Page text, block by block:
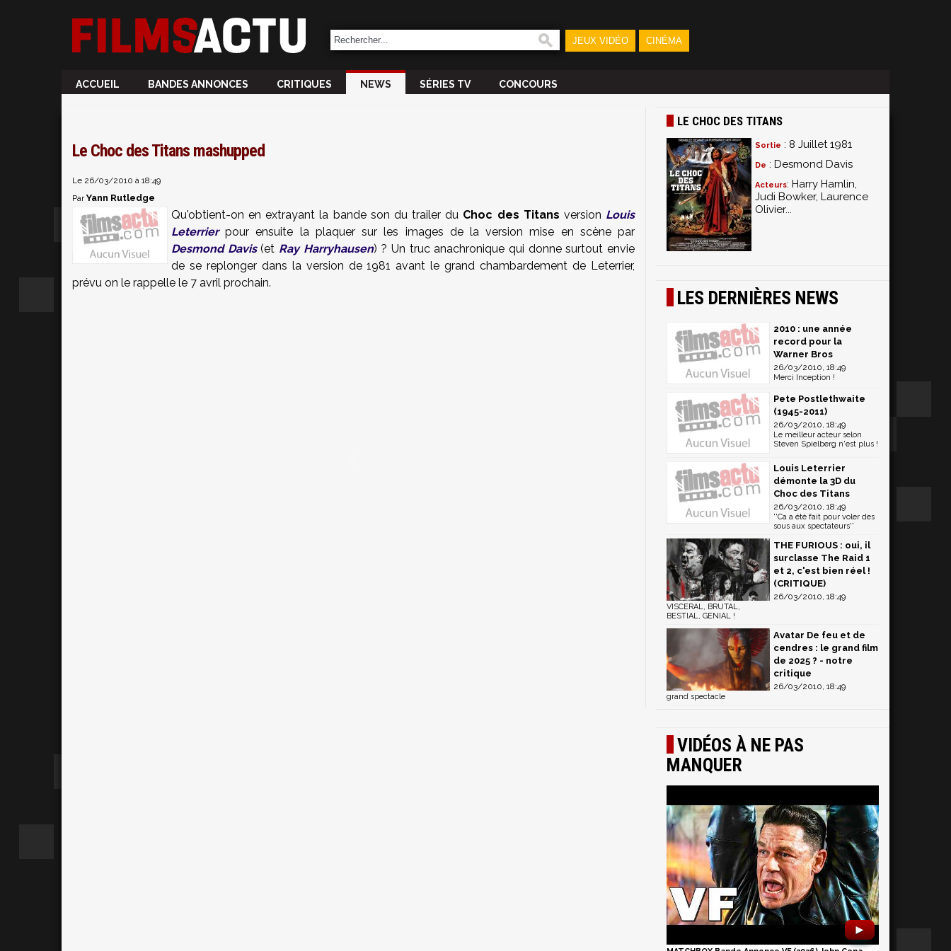
JEUX VIDÉO CINÉMA
ACCUEIL BANDES ANNONCES CRITIQUES NEWS SÉRIES TV CONCOURS
Le Choc des Titans mashupped
Le 26/03/2010 à 18:49
ParYann Rutledge
Qu'obtient-on en extrayant la bande son du trailer du Choc des Titans version Louis
Leterrierpour ensuite la plaquer sur les images de la version mise en scène par
Desmond Davis(et Ray Harryhausen) ? Un truc anachronique qui donne surtout envie
de se replonger dans la version de 1981 avant le grand chambardement de Leterrier,
prévu on le rappelle le 7 avril prochain.
LE CHOC DES TITANS
Sortie : 8 Juillet 1981
De : Desmond Davis
Acteurs: Harry Hamlin,
Judi Bowker, Laurence
Olivier...
LES DERNIÈRES NEWS
2010 : une année
record pour la
Warner Bros
26/03/2010, 18:49
Merci Inception !
Pete Postlethwaite
(1945-2011)
26/03/2010, 18:49
Le meilleur acteur selon
Steven Spielberg n'est plus !
Louis Leterrier
démonte la 3D du
Choc des Titans
26/03/2010, 18:49
''Ca a été fait pour voler des
sous aux spectateurs''
THE FURIOUS : oui, il
surclasse The Raid 1
et 2, c'est bien réel !
(CRITIQUE)
26/03/2010, 18:49
VISCERAL, BRUTAL,
BESTIAL, GENIAL !
Avatar De feu et de
cendres : le grand film
de 2025 ? - notre
critique
26/03/2010, 18:49
grand spectacle
VIDÉOS À NE PAS
MANQUER
►